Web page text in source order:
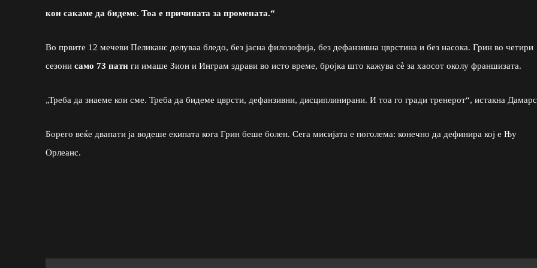
кои сакаме да бидеме. Тоа е причината за промената.“
Во првите 12 мечеви Пеликанс делуваа бледо, без јасна филозофија, без дефанзивна цврстина и без насока. Грин во четири
сезони само 73 пати ги имаше Зион и Инграм здрави во исто време, бројка што кажува сè за хаосот околу франшизата.
„Треба да знаеме кои сме. Треба да бидеме цврсти, дефанзивни, дисциплинирани. И тоа го гради тренерот“, истакна
Борего веќе двапати ја водеше екипата кога Грин беше болен. Сега мисијата е поголема: конечно да дефинира кој е Њу
Орлеанс.